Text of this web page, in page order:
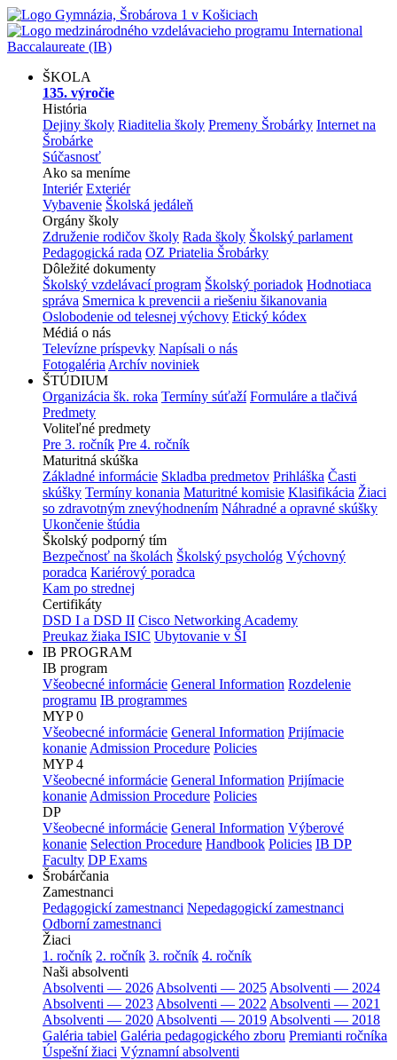
ŠKOLA
135. výročie
História
Dejiny školy Riaditelia školy Premeny Šrobárky Internet na
Šrobárke
Súčasnosť
Ako sa meníme
Interiér Exteriér
Vybavenie Školská jedáleň
Orgány školy
Združenie rodičov školy Rada školy Školský parlament
Pedagogická rada OZ Priatelia Šrobárky
Dôležité dokumenty
Školský vzdelávací program Školský poriadok Hodnotiaca
správa Smernica k prevencii a riešeniu šikanovania
Oslobodenie od telesnej výchovy Etický kódex
Médiá o nás
Televízne príspevky Napísali o nás
Fotogaléria Archív noviniek
ŠTÚDIUM
Organizácia šk. roka Termíny súťaží Formuláre a tlačivá
Predmety
Voliteľné predmety
Pre 3. ročník Pre 4. ročník
Maturitná skúška
Základné informácie Skladba predmetov Prihláška Časti
skúšky Termíny konania Maturitné komisie Klasifikácia Žiaci
so zdravotným znevýhodnením Náhradné a opravné skúšky
Ukončenie štúdia
Školský podporný tím
Bezpečnosť na školách Školský psychológ Výchovný
poradca Kariérový poradca
Kam po strednej
Certifikáty
DSD I a DSD II Cisco Networking Academy
Preukaz žiaka ISIC Ubytovanie v ŠI
IB PROGRAM
IB program
Všeobecné informácie General Information Rozdelenie
programu IB programmes
MYP 0
Všeobecné informácie General Information Prijímacie
konanie Admission Procedure Policies
MYP 4
Všeobecné informácie General Information Prijímacie
konanie Admission Procedure Policies
DP
Všeobecné informácie General Information Výberové
konanie Selection Procedure Handbook Policies IB DP
Faculty DP Exams
Šrobárčania
Zamestnanci
Pedagogickí zamestnanci Nepedagogickí zamestnanci
Odborní zamestnanci
Žiaci
1. ročník 2. ročník 3. ročník 4. ročník
Naši absolventi
Absolventi — 2026 Absolventi — 2025 Absolventi — 2024
Absolventi — 2023 Absolventi — 2022 Absolventi — 2021
Absolventi — 2020 Absolventi — 2019 Absolventi — 2018
Galéria tabiel Galéria pedagogického zboru Premianti ročníka
Úspešní žiaci Významní absolventi